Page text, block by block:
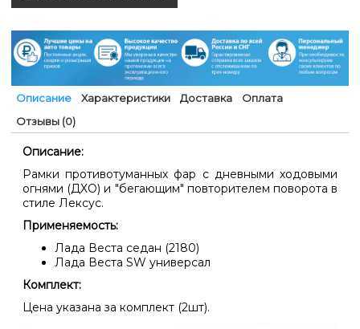
Описание Характеристики Доставка
Оплата
Отзывы (0)
Описание:
Рамки противотуманных фар с дневными ходовыми
огнями (ДХО) и "бегающим" повторителем поворота в
стиле Лексус.
Применяемость:
Лада Веста седан (2180)
Лада Веста SW универсал
Комплект:
Цена указана за комплект (2шт).